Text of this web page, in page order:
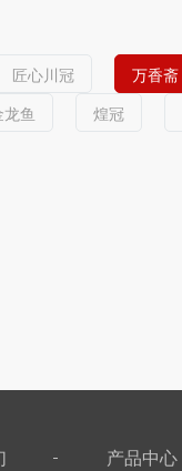
匠心川冠 万香斋
鱼 煌冠
产品中心